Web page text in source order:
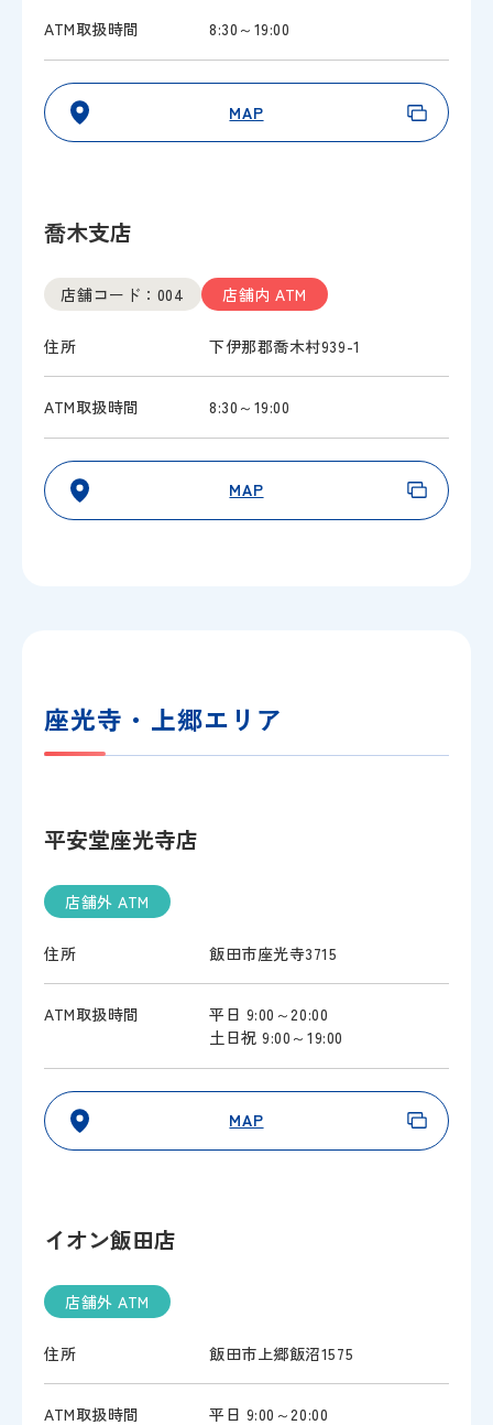
ATM取扱時間 8:30～19:00
MAP
喬木支店
店舗コード：004 店舗内 ATM
住所 下伊那郡喬木村939-1
ATM取扱時間 8:30～19:00
MAP
座光寺・上郷エリア
平安堂座光寺店
店舗外 ATM
住所 飯田市座光寺3715
ATM取扱時間
平日 9:00～20:00
土日祝 9:00～19:00
MAP
イオン飯田店
店舗外 ATM
住所 飯田市上郷飯沼1575
ATM取扱時間 平日 9:00～20:00